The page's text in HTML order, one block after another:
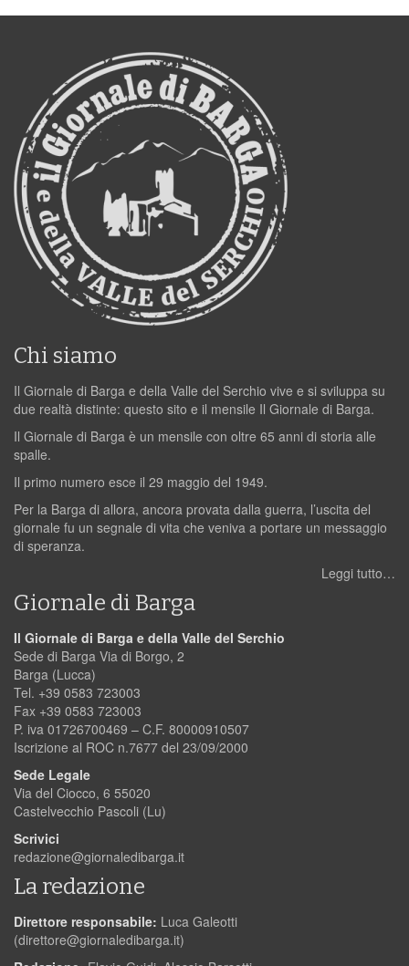
Chi siamo
Il Giornale di Barga e della Valle del Serchio vive e si sviluppa su
due realtà distinte: questo sito e il mensile Il Giornale di Barga.
Il Giornale di Barga è un mensile con oltre 65 anni di storia alle
spalle.
Il primo numero esce il 29 maggio del 1949.
Per la Barga di allora, ancora provata dalla guerra, l’uscita del
giornale fu un segnale di vita che veniva a portare un messaggio
di speranza.
Leggi tutto…
Giornale di Barga
Il Giornale di Barga e della Valle del Serchio
Sede di Barga Via di Borgo, 2
Barga (Lucca)
Tel. +39 0583 723003
Fax +39 0583 723003
P. iva 01726700469 – C.F. 80000910507
Iscrizione al ROC n.7677 del 23/09/2000
Sede Legale
Via del Ciocco, 6 55020
Castelvecchio Pascoli (Lu)
Scrivici
redazione@giornaledibarga.it
La redazione
Direttore responsabile: Luca Galeotti
(direttore@giornaledibarga.it)